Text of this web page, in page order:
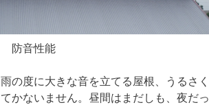
防音性能
雨の度に大きな音を立てる屋根、うるさく
てかないません。昼間はまだしも、夜だっ